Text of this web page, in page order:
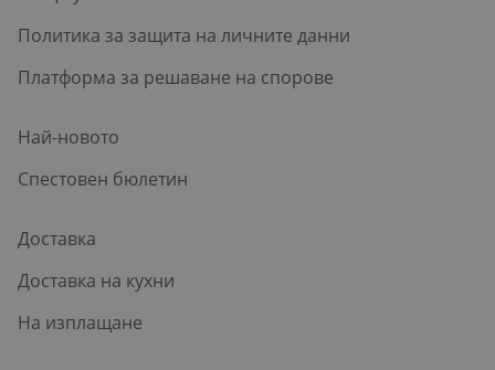
Политика за защита на личните данни
Платформа за решаване на спорове
Най-новото
Спестовен бюлетин
Доставка
Доставка на кухни
На изплащане